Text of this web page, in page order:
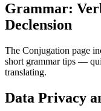
Grammar:
Declension
The Conjugation page
short grammar tips —
translating.
Data Privacy